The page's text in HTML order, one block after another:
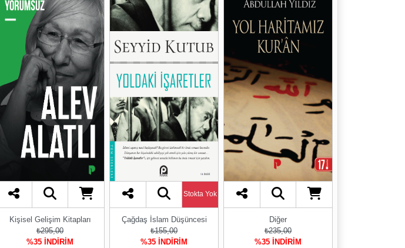
Kişisel Gelişim Kitapları
₺295,00
%35 İNDİRİM
Stokta Yok
Çağdaş İslam Düşüncesi
₺155,00
%35 İNDİRİM
Diğer
₺235,00
%35 İNDİRİM